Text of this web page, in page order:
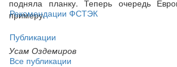
Рекомендации ФСТЭК
Публикации
Все публикации
подняла планку. Теперь очередь
примеру.
Усам Оздемиров